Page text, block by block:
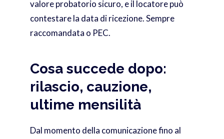
valore probatorio sicuro, e il locatore può
contestare la data di ricezione. Sempre
raccomandata o PEC.
Cosa succede dopo:
rilascio, cauzione,
ultime mensilità
Dal momento della comunicazione fino al